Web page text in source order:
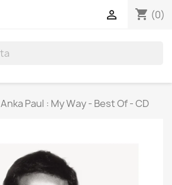
shopping_cart (0)

Anka Paul : My Way - Best Of - CD